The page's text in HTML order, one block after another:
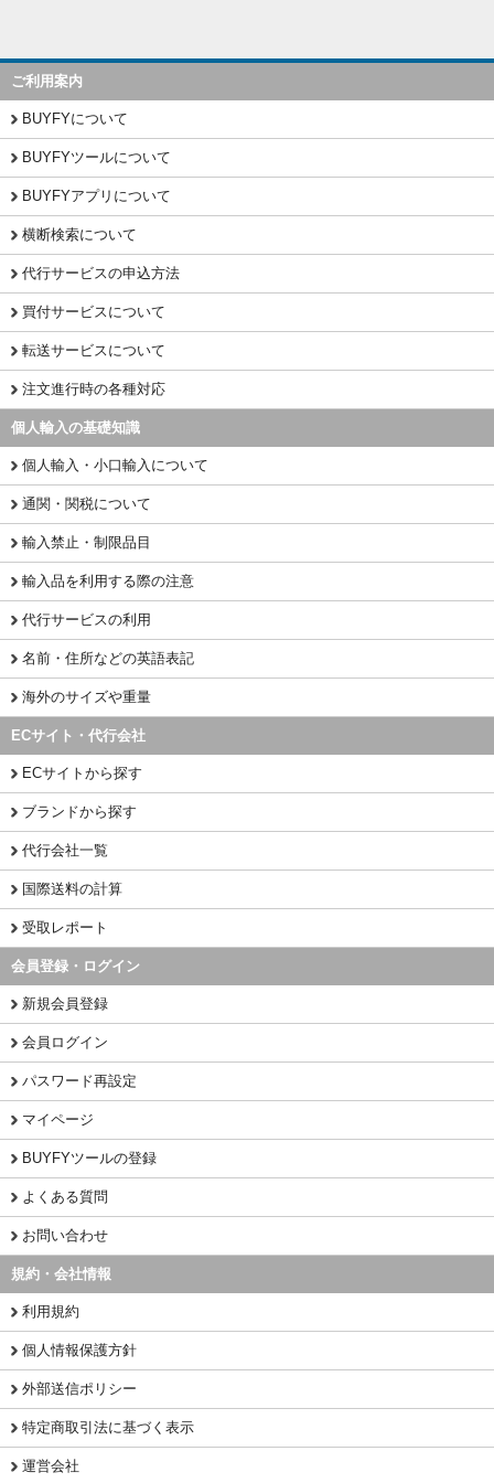
ご利用案内
BUYFYについて
BUYFYツールについて
BUYFYアプリについて
横断検索について
代行サービスの申込方法
買付サービスについて
転送サービスについて
注文進行時の各種対応
個人輸入の基礎知識
個人輸入・小口輸入について
通関・関税について
輸入禁止・制限品目
輸入品を利用する際の注意
代行サービスの利用
名前・住所などの英語表記
海外のサイズや重量
ECサイト・代行会社
ECサイトから探す
ブランドから探す
代行会社一覧
国際送料の計算
受取レポート
会員登録・ログイン
新規会員登録
会員ログイン
パスワード再設定
マイページ
BUYFYツールの登録
よくある質問
お問い合わせ
規約・会社情報
利用規約
個人情報保護方針
外部送信ポリシー
特定商取引法に基づく表示
運営会社